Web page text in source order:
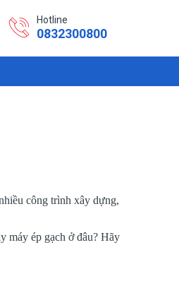
Hotline
0832300800
công trình xây dựng,
máy ép gạch ở đâu? Hãy